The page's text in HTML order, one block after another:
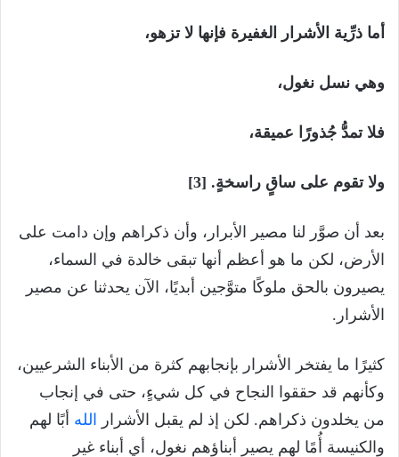
أما ذرِّية الأشرار الغفيرة فإنها لا تزهو،
وهي نسل نغول،
فلا تمدُّ جُذورًا عميقة،
ولا تقوم على ساقٍ راسخةٍ. [3]
بعد أن صوَّر لنا مصير الأبرار، وأن ذكراهم وإن دامت على
الأرض، لكن ما هو أعظم أنها تبقى خالدة في السماء،
يصيرون بالحق ملوكًا متوَّجين أبديًا، الآن يحدثنا عن مصير
الأشرار.
كثيرًا ما يفتخر الأشرار بإنجابهم كثرة من الأبناء الشرعيين،
وكأنهم قد حققوا النجاح في كل شيءٍ، حتى في إنجاب
من يخلدون ذكراهم. لكن إذ لم يقبل الأشرار
الله أبًا لهم
والكنيسة أُمًا لهم يصير أبناؤهم نغول، أي أبناء غير